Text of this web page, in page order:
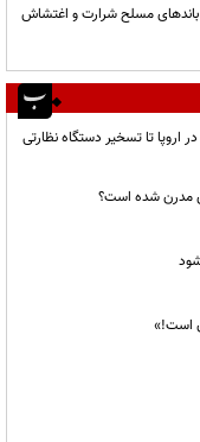
و بازداشت ۴ نفر از اعضای باندهای مسلح شرارت و اغتشاش
اروپا تا تسخیر دستگاه نظارتی
مدرن شده است؟
است!»